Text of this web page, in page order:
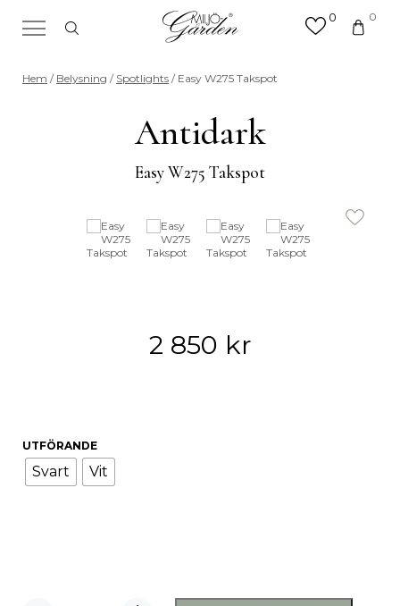
0 0
Sök efter valfri produkt eller
kategori
Hem / Belysning / Spotlights / Easy W275 Takspot
Antidark
Easy W275 Takspot
2 850 kr
UTFÖRANDE
Svart Vit